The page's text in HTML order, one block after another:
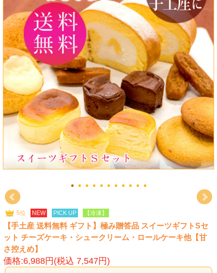
5位 NEW PICK UP 【冷凍】
【手土産 送料無料 ギフト】極み贈答品 スイーツギフトSセ
ット チーズケーキ・シュークリーム・ロールケーキ他【甘
さ控えめ】
価格:6,988円(税込 7,547円)